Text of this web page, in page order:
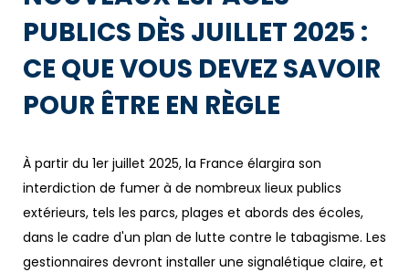
PUBLICS DÈS JUILLET 2025 :
CE QUE VOUS DEVEZ SAVOIR
POUR ÊTRE EN RÈGLE
À partir du 1er juillet 2025, la France élargira son
interdiction de fumer à de nombreux lieux publics
extérieurs, tels les parcs, plages et abords des écoles,
dans le cadre d'un plan de lutte contre le tabagisme. Les
gestionnaires devront installer une signalétique claire, et